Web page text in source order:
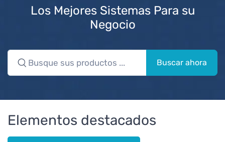
Los Mejores Sistemas Para su
Negocio
Buscar ahora
Elementos destacados